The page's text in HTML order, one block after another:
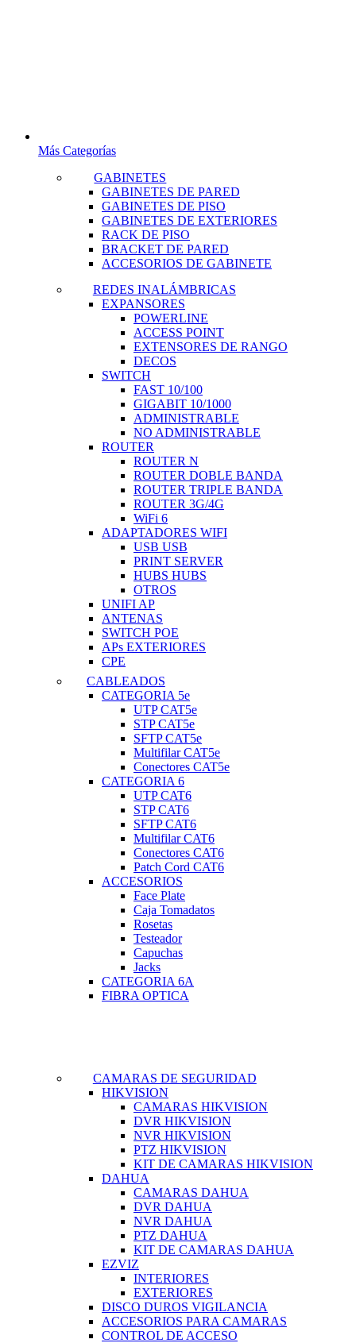
Más Categorías
GABINETES
GABINETES DE PARED
GABINETES DE PISO
GABINETES DE EXTERIORES
RACK DE PISO
BRACKET DE PARED
ACCESORIOS DE GABINETE
REDES INALÁMBRICAS
EXPANSORES
POWERLINE
ACCESS POINT
EXTENSORES DE RANGO
DECOS
SWITCH
FAST 10/100
GIGABIT 10/1000
ADMINISTRABLE
NO ADMINISTRABLE
ROUTER
ROUTER N
ROUTER DOBLE BANDA
ROUTER TRIPLE BANDA
ROUTER 3G/4G
WiFi 6
ADAPTADORES WIFI
USB USB
PRINT SERVER
HUBS HUBS
OTROS
UNIFI AP
ANTENAS
SWITCH POE
APs EXTERIORES
CPE
CABLEADOS
CATEGORIA 5e
UTP CAT5e
STP CAT5e
SFTP CAT5e
Multifilar CAT5e
Conectores CAT5e
CATEGORIA 6
UTP CAT6
STP CAT6
SFTP CAT6
Multifilar CAT6
Conectores CAT6
Patch Cord CAT6
ACCESORIOS
Face Plate
Caja Tomadatos
Rosetas
Testeador
Capuchas
Jacks
CATEGORIA 6A
FIBRA OPTICA
CAMARAS DE SEGURIDAD
HIKVISION
CAMARAS HIKVISION
DVR HIKVISION
NVR HIKVISION
PTZ HIKVISION
KIT DE CAMARAS HIKVISION
DAHUA
CAMARAS DAHUA
DVR DAHUA
NVR DAHUA
PTZ DAHUA
KIT DE CAMARAS DAHUA
EZVIZ
INTERIORES
EXTERIORES
DISCO DUROS VIGILANCIA
ACCESORIOS PARA CAMARAS
CONTROL DE ACCESO